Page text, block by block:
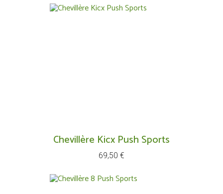
Chevillère Kicx Push Sports
Prix
69,50 €